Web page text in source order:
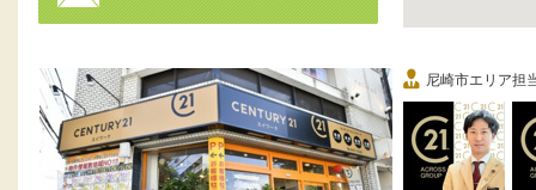
尼崎市エリア担